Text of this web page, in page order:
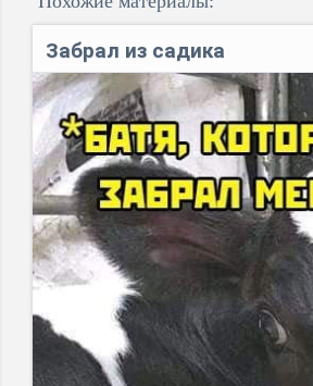
Код:
Забрал из садика